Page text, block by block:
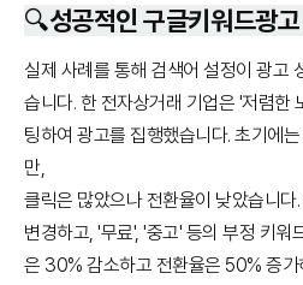
🔍성공적인 구글키워드광고
실제 사례를 통해 검색어 설정이 광고
습니다. 한 전자상거래 기업은 '저렴한
팅하여 광고를 집행했습니다. 초기에
만,
클릭은 많았으나 전환율이 낮았습니
변경하고, '무료', '중고' 등의 부정 키워
은 30% 감소하고 전환율은 50% 증가